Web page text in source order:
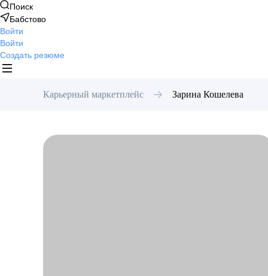
Поиск
Бабстово
Войти
Войти
Создать резюме
Карьерный маркетплейс Зарина Кошелева